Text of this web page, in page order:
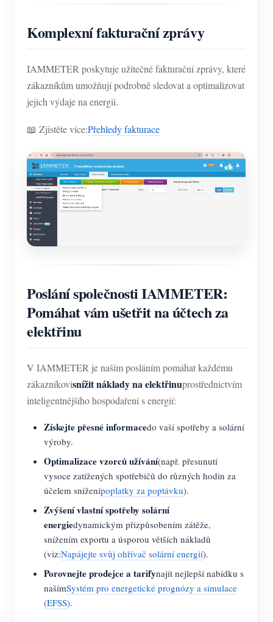
Komplexní fakturační zprávy
IAMMETER poskytuje užitečné fakturační zprávy, které
zákazníkům umožňují podrobně sledovat a optimalizovat
jejich výdaje na energii.
📖 Zjistěte více:Přehledy fakturace
Poslání společnosti IAMMETER:
Pomáhat vám ušetřit na účtech za
elektřinu
V IAMMETER je naším posláním pomáhat každému
zákazníkovisnížit náklady na elektřinuprostřednictvím
inteligentnějšího hospodaření s energií:
Získejte přesné informacedo vaší spotřeby a solární
výroby.
Optimalizace vzorců užívání(např. přesunutí
vysoce zatížených spotřebičů do různých hodin za
účelem sníženípoplatky za poptávku).
Zvýšení vlastní spotřeby solární
energiedynamickým přizpůsobením zátěže,
snížením exportu a úsporou větších nákladů
(viz:Napájejte svůj ohřívač solární energií).
Porovnejte prodejce a tarifynajít nejlepší nabídku s
našímSystém pro energetické prognózy a simulace
(EFSS).